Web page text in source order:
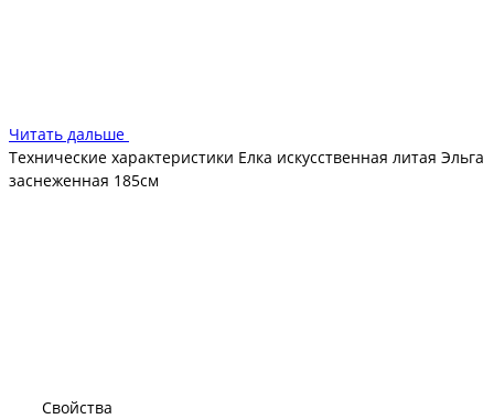
Читать дальше
Технические характеристики Елка искусственная литая Эльга
заснеженная 185см
Свойства